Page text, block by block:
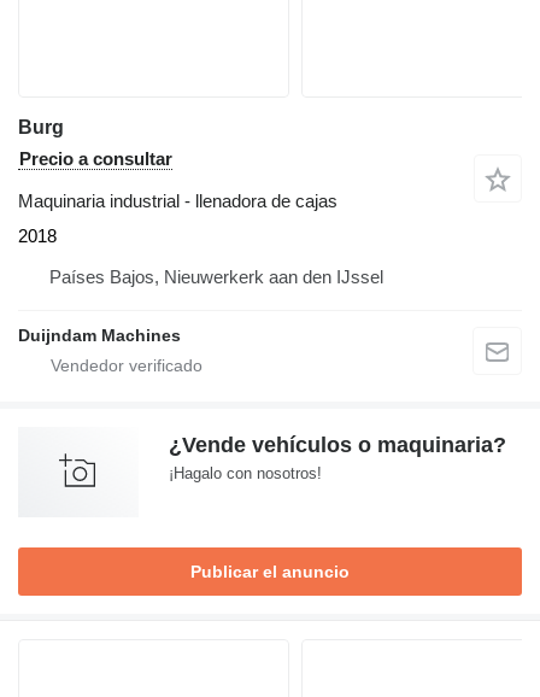
Burg
Precio a consultar
Maquinaria industrial - llenadora de cajas
2018
Países Bajos, Nieuwerkerk aan den IJssel
Duijndam Machines
¿Vende vehículos o maquinaria?
¡Hagalo con nosotros!
Publicar el anuncio